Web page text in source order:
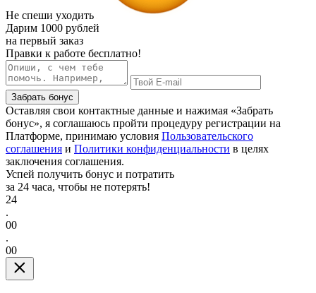
Не спеши уходить
Дарим 1000 рублей
на первый заказ
Правки к работе бесплатно!
Забрать бонус
Оставляя свои контактные данные и нажимая «Забрать
бонус», я соглашаюсь пройти процедуру регистрации на
Платформе, принимаю условия Пользовательского
соглашения и Политики конфиденциальности в целях
заключения соглашения.
Успей получить бонус и потратить
за 24 часа, чтобы не потерять!
24
.
00
.
00